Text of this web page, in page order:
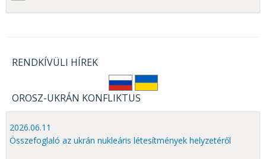
RENDKÍVÜLI HÍREK
OROSZ-UKRÁN KONFLIKTUS
2026.06.11
Összefoglaló az ukrán nukleáris létesítmények helyzetéről